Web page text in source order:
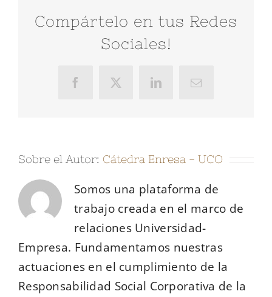
Compártelo en tus Redes
Sociales!
FacebookX LinkedInCorreo
Sobre el Autor: Cátedra Enresa - UCO
Somos una plataforma de
trabajo creada en el marco de
relaciones Universidad-
Empresa. Fundamentamos nuestras
actuaciones en el cumplimiento de la
Responsabilidad Social Corporativa de la